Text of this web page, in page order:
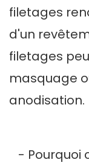
filetages
d'un
filetages
masquage
anodisation.
- Pourquoi